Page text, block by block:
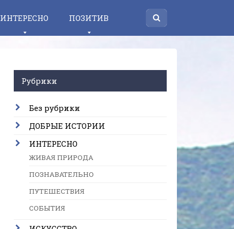
ИНТЕРЕСНО ПОЗИТИВ
Рубрики
Без рубрики
ДОБРЫЕ ИСТОРИИ
ИНТЕРЕСНО
ЖИВАЯ ПРИРОДА
ПОЗНАВАТЕЛЬНО
ПУТЕШЕСТВИЯ
СОБЫТИЯ